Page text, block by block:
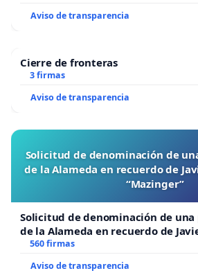
Aviso de transparencia
Cierre de fronteras
3 firmas
Aviso de transparencia
Solicitud de denominación de
de la Alameda en recuerdo de
“Mazinger”
Solicitud de denominación de
de la Alameda en recuerdo de
“Mazinger”
560 firmas
Aviso de transparencia